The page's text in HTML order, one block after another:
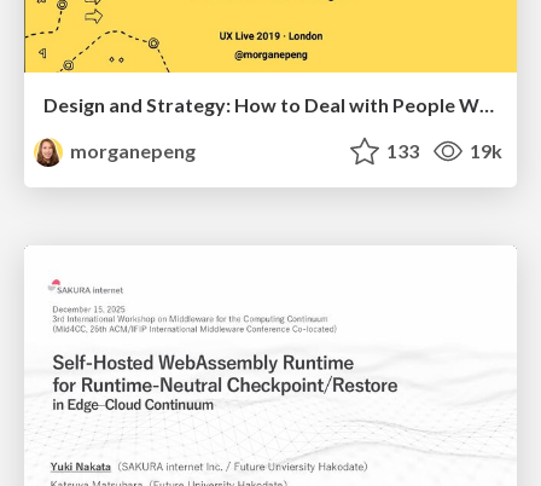
Design and Strategy: How to Deal with People Who Don’t "Get" Design
morganepeng
133 19k